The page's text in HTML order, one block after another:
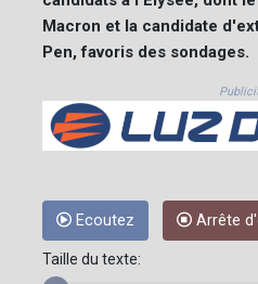
Macron et la candidate
Pen, favoris des sondages.
Ecoutez Arrête
Taille du texte: